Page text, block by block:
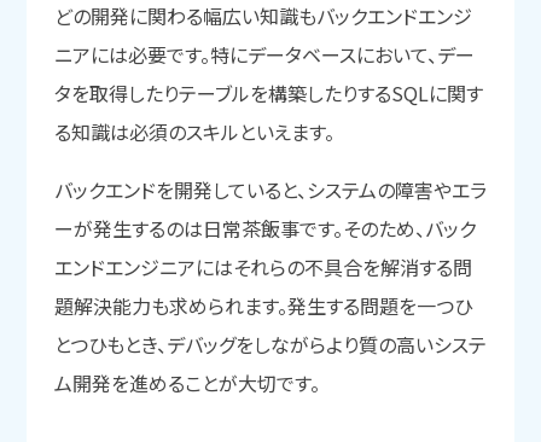
どの開発に関わる幅広い知識もバックエンドエンジ
ニアには必要です。特にデータベースにおいて、デー
タを取得したりテーブルを構築したりするSQLに関す
る知識は必須のスキルといえます。
バックエンドを開発していると、システムの障害やエラ
ーが発生するのは日常茶飯事です。そのため、バック
エンドエンジニアにはそれらの不具合を解消する問
題解決能力も求められます。発生する問題を一つひ
とつひもとき、デバッグをしながらより質の高いシステ
ム開発を進めることが大切です。